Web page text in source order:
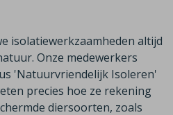
isolatiewerkzaamheden altijd
Onze medewerkers
'Natuurvriendelijk Isoleren'
precies hoe ze rekening
diersoorten, zoals